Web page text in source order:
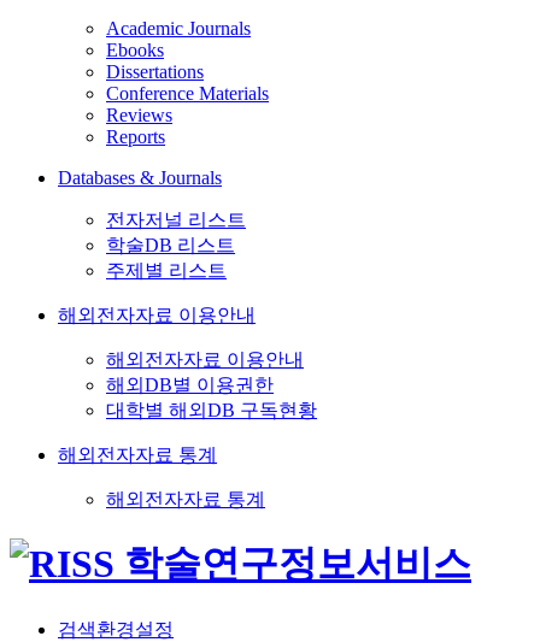
Academic Journals
Ebooks
Dissertations
Conference Materials
Reviews
Reports
Databases & Journals
전자저널 리스트
학술DB 리스트
주제별 리스트
해외전자자료 이용안내
해외전자자료 이용안내
해외DB별 이용권한
대학별 해외DB 구독현황
해외전자자료 통계
해외전자자료 통계
검색환경설정